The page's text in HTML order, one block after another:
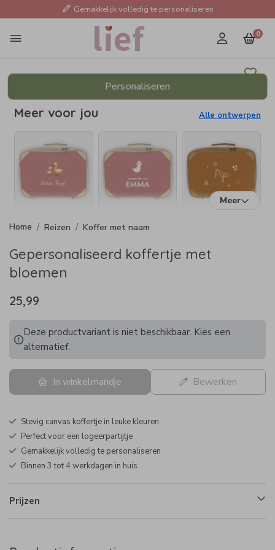
Gemakkelijk volledig te personaliseren
0
Personaliseren
Meer voor jou Alle ontwerpen
Meer
Reizen Koffer met naam
Gepersonaliseerd koffertje met
bloemen
25,99
Deze productvariant is niet beschikbaar. Kies een
alternatief.
In winkelmandje Bewerken
Stevig canvas koffertje in leuke kleuren
Perfect voor een logeerpartijtje
Gemakkelijk volledig te personaliseren
Binnen 3 tot 4 werkdagen in huis
Prijzen